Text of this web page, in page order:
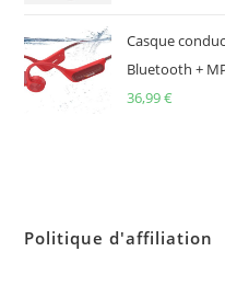
Casque
Bluetooth +
36,99€
Politique d'affiliation